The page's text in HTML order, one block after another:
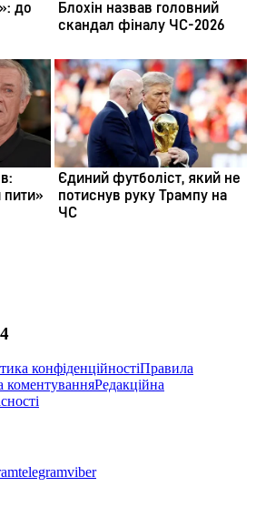
конфіденційностіПравила
коментуванняРедакційна
telegramviber